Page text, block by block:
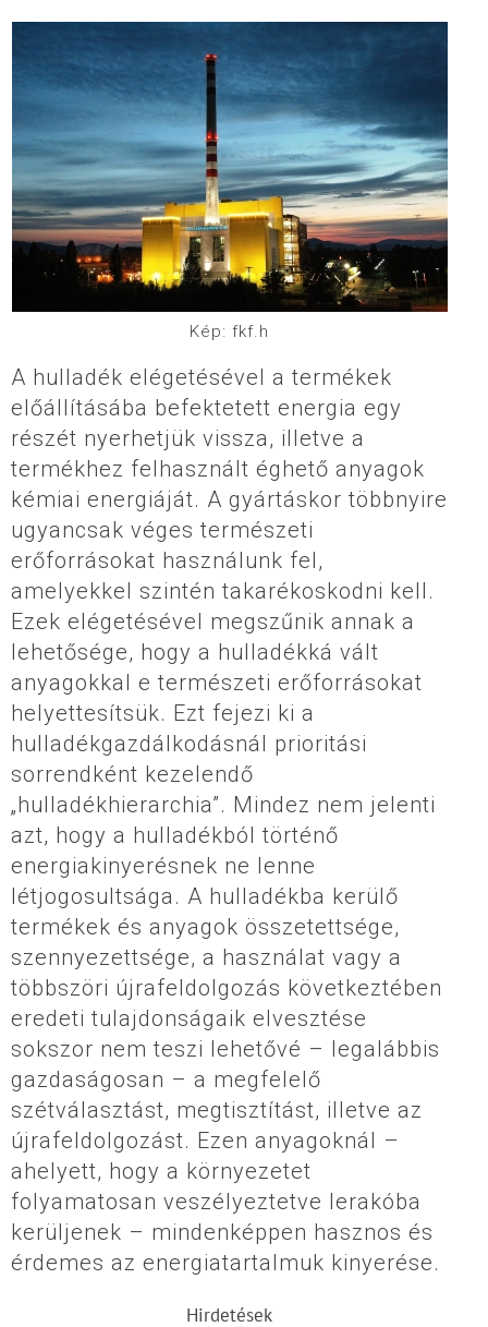
Kép: fkf.h
A hulladék elégetésével a termékek
előállításába befektetett energia egy
részét nyerhetjük vissza, illetve a
termékhez felhasznált éghető anyagok
kémiai energiáját. A gyártáskor többnyire
ugyancsak véges természeti
erőforrásokat használunk fel,
amelyekkel szintén takarékoskodni kell.
Ezek elégetésével megszűnik annak a
lehetősége, hogy a hulladékká vált
anyagokkal e természeti erőforrásokat
helyettesítsük. Ezt fejezi ki a
hulladékgazdálkodásnál prioritási
sorrendként kezelendő
„hulladékhierarchia”. Mindez nem jelenti
azt, hogy a hulladékból történő
energiakinyerésnek ne lenne
létjogosultsága. A hulladékba kerülő
termékek és anyagok összetettsége,
szennyezettsége, a használat vagy a
többszöri újrafeldolgozás következtében
eredeti tulajdonságaik elvesztése
sokszor nem teszi lehetővé – legalábbis
gazdaságosan – a megfelelő
szétválasztást, megtisztítást, illetve az
újrafeldolgozást. Ezen anyagoknál –
ahelyett, hogy a környezetet
folyamatosan veszélyeztetve lerakóba
kerüljenek – mindenképpen hasznos és
érdemes az energiatartalmuk kinyerése.
Hirdetések